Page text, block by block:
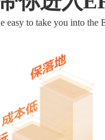
easy to take you into the